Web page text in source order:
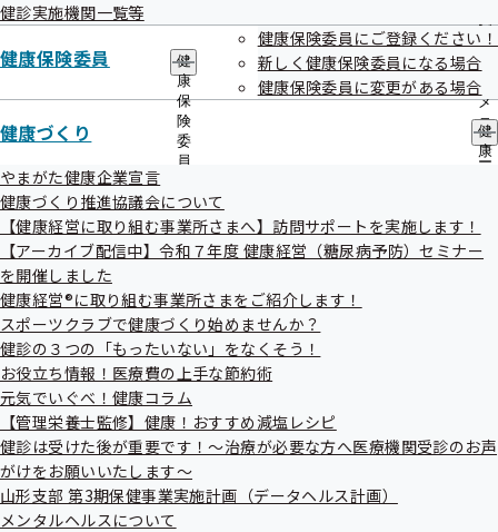
ブ
メ
ニ
ュ
内
の
サ
ブ
メ
ニ
ュ
ー
健診実施機関一覧等
健康保険委員
健
康
保
険
委
員
サ
ブ
メ
ニ
ー
健康保険委員にご登録ください！
新しく健康保険委員になる場合
健康保険委員に変更がある場合
健康づくり
健
康
の
サ
やまがた健康企業宣言
健康づくり推進協議会について
【健康経営に取り組む事業所さまへ】訪問サポートを実施します！
【アーカイブ配信中】令和７年度 健康経営（糖尿病予防）セミナー
を開催しました
健康経営®に取り組む事業所さまをご紹介します！
スポーツクラブで健康づくり始めませんか？
健診の３つの「もったいない」をなくそう！
お役立ち情報！医療費の上手な節約術
元気でいぐべ！健康コラム
【管理栄養士監修】健康！おすすめ減塩レシピ
健診は受けた後が重要です！～治療が必要な方へ医療機関受診のお声
がけをお願いいたします～
山形支部 第3期保健事業実施計画（データヘルス計画）
メンタルヘルスについて
山形支部の健診受診率、令和７年度も全国第１位を獲
得！
令和8年5月14日
健康経営への取り組みが、従業員の定着につながる！
令和8年3月19日